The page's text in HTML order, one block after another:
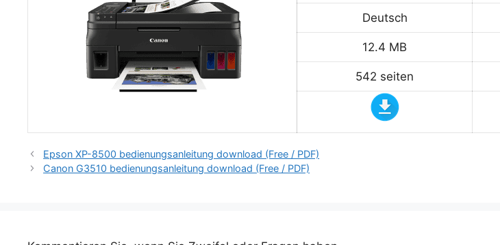
Deutsch
12.4 MB
542 seiten
Epson XP-8500 bedienungsanleitung download (Free / PDF)
Canon G3510 bedienungsanleitung download (Free / PDF)